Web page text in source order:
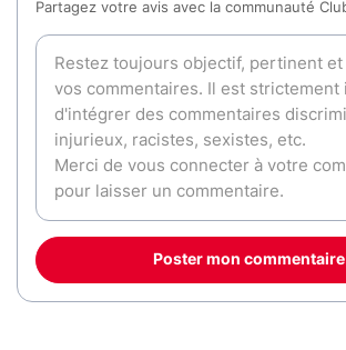
Partagez votre avis avec la communauté
Poster mon commentaire